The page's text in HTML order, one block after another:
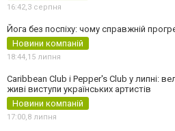
16:42,3 серпня
Йога без поспіху: чому справжній
Новини компаній
18:44,15 липня
Caribbean Club і Pepper's Club у липні:
живі виступи українських артистів
Новини компаній
17:00,8 липня